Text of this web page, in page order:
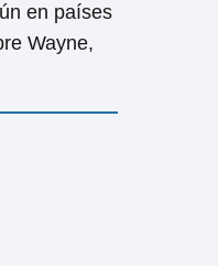
en países
Wayne,